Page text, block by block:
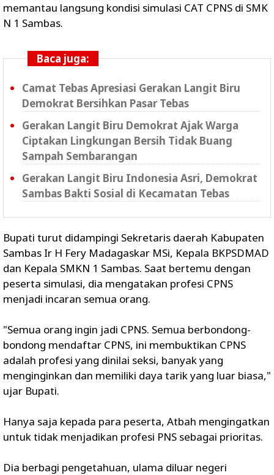
memantau langsung kondisi simulasi CAT CPNS di SMK
N 1 Sambas.
Baca juga:
Camat Tebas Apresiasi Gerakan Langit Biru
Demokrat Bersihkan Pasar Tebas
Gerakan Langit Biru Demokrat Ajak Warga
Ciptakan Lingkungan Bersih Tidak Buang
Sampah Sembarangan
Gerakan Langit Biru Indonesia Asri, Demokrat
Sambas Bakti Sosial di Kecamatan Tebas
Bupati turut didampingi Sekretaris daerah Kabupaten
Sambas Ir H Fery Madagaskar MSi, Kepala BKPSDMAD
dan Kepala SMKN 1 Sambas. Saat bertemu dengan
peserta simulasi, dia mengatakan profesi CPNS
menjadi incaran semua orang.
"Semua orang ingin jadi CPNS. Semua berbondong-
bondong mendaftar CPNS, ini membuktikan CPNS
adalah profesi yang dinilai seksi, banyak yang
menginginkan dan memiliki daya tarik yang luar biasa,"
ujar Bupati.
Hanya saja kepada para peserta, Atbah mengingatkan
untuk tidak menjadikan profesi PNS sebagai prioritas.
Dia berbagi pengetahuan, ulama diluar negeri